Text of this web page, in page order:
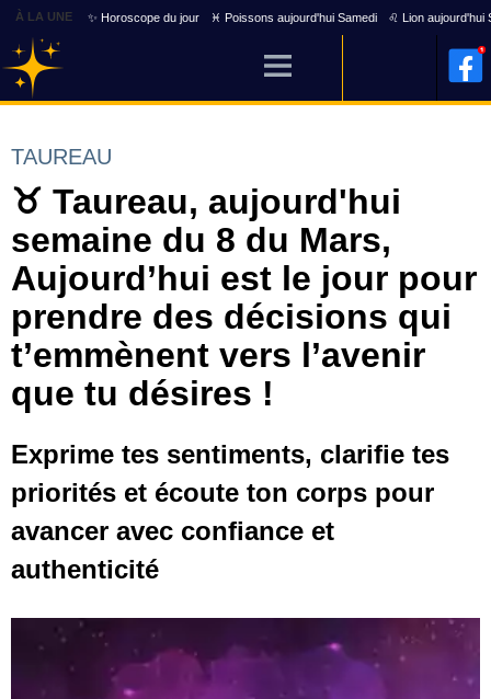
À LA UNE ✨ Horoscope du jour ♓ Poissons aujourd'hui Samedi ♌ Lion aujourd'hui
TAUREAU
♉ Taureau, aujourd'hui
semaine du 8 du Mars,
Aujourd’hui est le jour pour
prendre des décisions qui
t’emmènent vers l’avenir
que tu désires !
Exprime tes sentiments, clarifie tes
priorités et écoute ton corps pour
avancer avec confiance et
authenticité